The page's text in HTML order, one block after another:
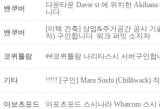
밴쿠버
다운타운 Davie st 에 위치한
니다.
밴쿠버
[미텍 건축] 상업&주거공간 공사
자) 구인합니다. 워크 퍼밋 소지자
코퀴틀람 ##코퀴틀람 나리타스시 서버구인합
기타 !!!!! [구인] Maru Sushi (Chilliwack)
아보츠포드 아포츠포드 스시나라 Whatcom 스